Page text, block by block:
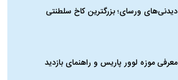
دیدنی‌های ورسای؛ بزرگترین کاخ سلطنتی
معرفی موزه لوور پاریس و راهنمای بازدید